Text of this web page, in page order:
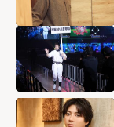
Kep1er・赤楚衛
二 ・スキマスイ